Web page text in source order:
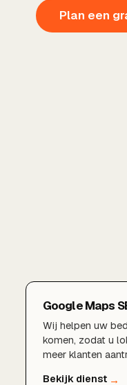
Plan een
Google Maps
Wij helpen uw
komen, zodat u
meer klanten